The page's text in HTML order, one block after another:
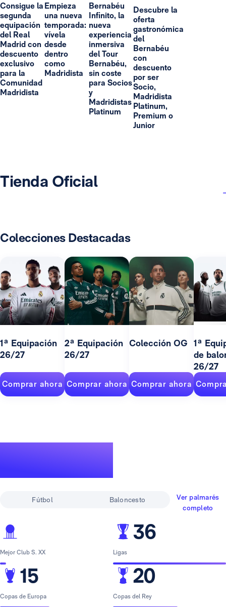
Consigue la
segunda
equipación
del Real
Madrid con
descuento
exclusivo
para la
Comunidad
Madridista
Empieza
una nueva
temporada:
vívela
desde
dentro
como
Madridista
Bernabéu
Infinito, la
nueva
experiencia
inmersiva
del Tour
Bernabéu,
sin coste
para Socios
y
Madridistas
Platinum
Descubre la
oferta
gastronómica
del
Bernabéu
con
descuento
por ser
Socio,
Madridista
Platinum,
Premium o
Junior
Tienda Oficial
Colecciones Destacadas
1ª Equipación
26/27
Comprar ahora
2ª Equipación
26/27
Comprar ahora
Colección OG
Comprar ahora
1ª
de
26/27
Fútbol Baloncesto
Ver palmarés
completo
Mejor Club S. XX
15
Copas de Europa
36
Ligas
20
Copas del Rey